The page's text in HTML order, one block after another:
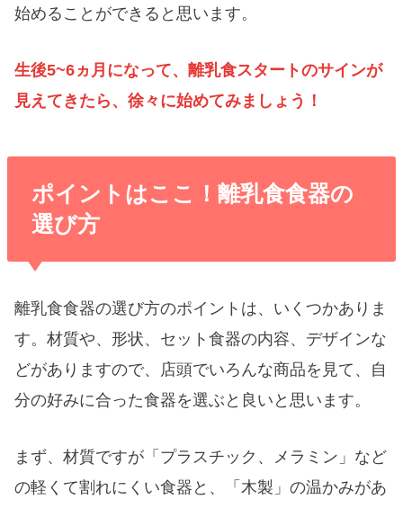
始めることができると思います。
生後5~6ヵ月になって、離乳食スタートのサインが
見えてきたら、徐々に始めてみましょう！
ポイントはここ！離乳食食器の
選び方
離乳食食器の選び方のポイントは、いくつかありま
す。材質や、形状、セット食器の内容、デザインな
どがありますので、店頭でいろんな商品を見て、自
分の好みに合った食器を選ぶと良いと思います。
まず、材質ですが 「プラスチック、メラミン」 など
の軽くて割れにくい食器と、
「木製」の温かみがあ